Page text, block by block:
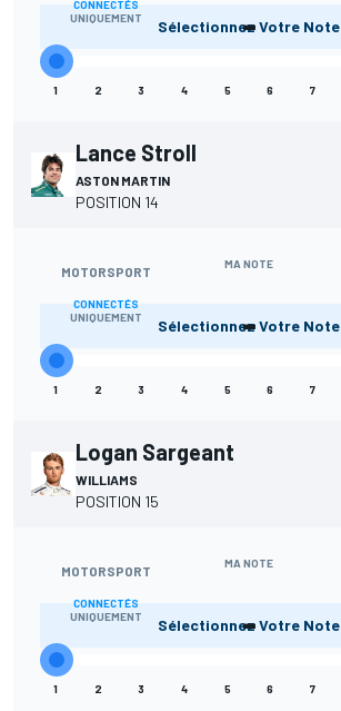
CONNECTÉS
UNIQUEMENT
-
Sélectionnez Votre Note
1 2 3 4 5 6 7
Lance Stroll
ASTON MARTIN
POSITION 14
MOTORSPORT
CONNECTÉS
UNIQUEMENT
MA NOTE
-
Sélectionnez Votre Note
1 2 3 4 5 6 7
Logan Sargeant
WILLIAMS
POSITION 15
MOTORSPORT
CONNECTÉS
UNIQUEMENT
MA NOTE
-
Sélectionnez Votre Note
1 2 3 4 5 6 7